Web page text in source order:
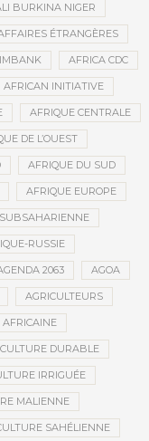
BURKINA NIGER
ÉTRANGÈRES
AFRICA CDC
AFRICAN INITIATIVE
AFRIQUE CENTRALE
DE L’OUEST
AFRIQUE DU SUD
AFRIQUE EUROPE
RUSSIE
2063 AGOA
AGRICULTEURS
AFRICAINE
DURABLE
IRRIGUÉE
MALIENNE
SAHÉLIENNE